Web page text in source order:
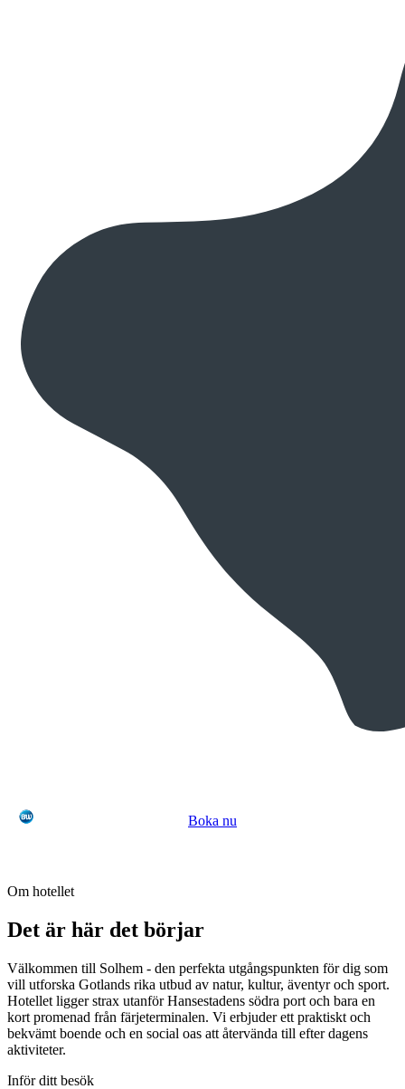
Boka nu
Om hotellet
Det är här det börjar
Välkommen till Solhem - den perfekta utgångspunkten för dig som
vill utforska Gotlands rika utbud av natur, kultur, äventyr och sport.
Hotellet ligger strax utanför Hansestadens södra port och bara en
kort promenad från färjeterminalen. Vi erbjuder ett praktiskt och
bekvämt boende och en social oas att återvända till efter dagens
aktiviteter.
Inför ditt besök